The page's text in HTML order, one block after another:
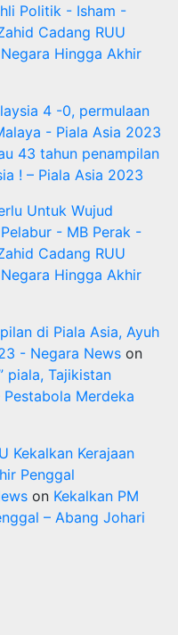
Politik - Isham -
Cadang RUU
Hingga Akhir
4 -0, permulaan
- Piala Asia 2023
43 tahun penampilan
! – Piala Asia 2023
Untuk Wujud
- MB Perak -
Cadang RUU
Hingga Akhir
di Piala Asia, Ayuh
- Negara News on
piala, Tajikistan
Merdeka
Kekalkan Kerajaan
Penggal
on Kekalkan PM
– Abang Johari